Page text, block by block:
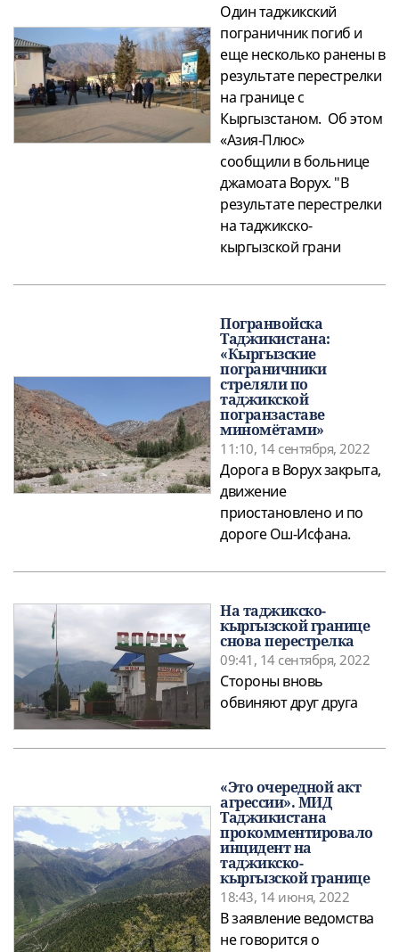
Один таджикский
пограничник погиб и
еще несколько ранены в
результате перестрелки
на границе с
Кыргызстаном. Об этом
«Азия-Плюс»
сообщили в больнице
джамоата Ворух. "В
результате перестрелки
на таджикско-
кыргызской грани
Погранвойска
Таджикистана:
«Кыргызские
пограничники
стреляли по
таджикской
погранзаставе
миномётами»
11:10, 14 сентября, 2022
Дорога в Ворух закрыта,
движение
приостановлено и по
дороге Ош-Исфана.
На таджикско-
кыргызской границе
снова перестрелка
09:41, 14 сентября, 2022
Стороны вновь
обвиняют друг друга
«Это очередной акт
агрессии». МИД
Таджикистана
прокомментировало
инцидент на
таджикско-
кыргызской границе
18:43, 14 июня, 2022
В заявление ведомства
не говорится о